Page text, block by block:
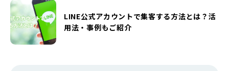
LINE公式アカウントで集客する方法とは？活
用法・事例もご紹介